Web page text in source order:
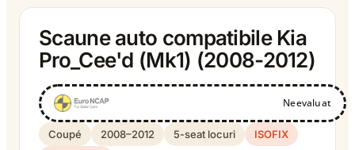
Scaune auto compatibile Kia
Pro_Cee'd (Mk1) (2008-2012)
Neevaluat
Coupé 2008–2012 5-seat locuri
ISOFIX